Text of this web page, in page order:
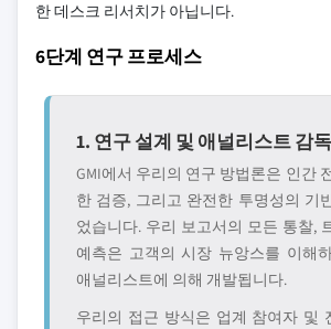
한 데스크 리서치가 아닙니다.
6단계 연구 프로세스
1. 연구 설계 및 애널리스트 감독
GMI에서 우리의 연구 방법론은 인간
한 검증, 그리고 완전한 투명성의 기
었습니다. 우리 보고서의 모든 통찰,
예측은 고객의 시장 뉴앙스를 이해
애널리스트에 의해 개발됩니다.
우리의 접근 방식은 업계 참여자 및